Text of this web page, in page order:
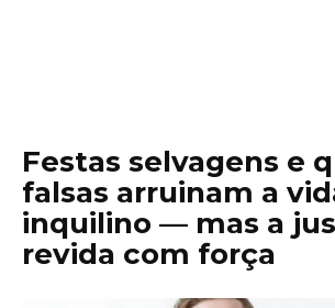
Festas selvagens e
falsas arruinam a
inquilino — mas a
revida com força